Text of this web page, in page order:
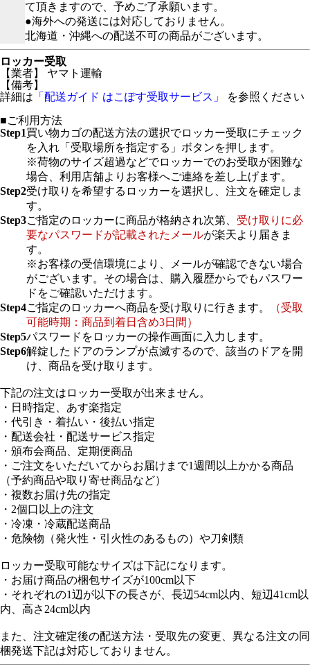
て頂きますので、予めご了承願います。
●海外への発送には対応しておりません。
北海道・沖縄への配送不可の商品がございます。
ロッカー受取
【業者】 ヤマト運輸
【備考】
詳細は 「配送ガイド はこぽす受取サービス」
を参照ください
■ご利用方法
Step1買い物カゴの配送方法の選択でロッカー受取にチェック
を入れ「受取場所を指定する」ボタンを押します。
※荷物のサイズ超過などでロッカーでのお受取が困難な
場合、利用店舗よりお客様へご連絡を差し上げます。
Step2受け取りを希望するロッカーを選択し、注文を確定しま
す。
Step3ご指定のロッカーに商品が格納され次第、 受け取りに必
要なパスワードが記載されたメールが楽天より届きま
す。
※お客様の受信環境により、メールが確認できない場合
がございます。その場合は、購入履歴からでもパスワー
ドをご確認いただけます。
Step4ご指定のロッカーへ商品を受け取りに行きます。
（受取
可能時期：商品到着日含め3日間）
Step5パスワードをロッカーの操作画面に入力します。
Step6解錠したドアのランプが点滅するので、該当のドアを開
け、商品を受け取ります。
下記の注文はロッカー受取が出来ません。
・日時指定、あす楽指定
・代引き・着払い・後払い指定
・配送会社・配送サービス指定
・頒布会商品、定期便商品
・ご注文をいただいてからお届けまで1週間以上かかる商品
（予約商品や取り寄せ商品など）
・複数お届け先の指定
・2個口以上の注文
・冷凍・冷蔵配送商品
・危険物（発火性・引火性のあるもの）や刀剣類
ロッカー受取可能なサイズは下記になります。
・お届け商品の梱包サイズが100cm以下
・それぞれの1辺が以下の長さが、長辺54cm以内、短辺41cm以
内、高さ24cm以内
また、注文確定後の配送方法・受取先の変更、異なる注文の同
梱発送下記は対応しておりません。